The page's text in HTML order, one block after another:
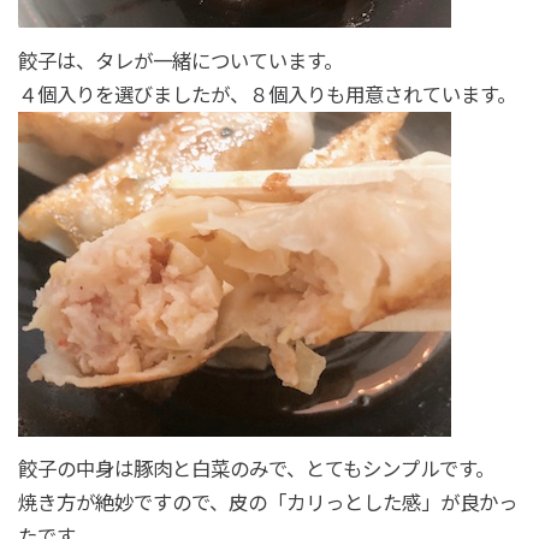
餃子は、タレが一緒についています。
４個入りを選びましたが、８個入りも用意されています。
餃子の中身は豚肉と白菜のみで、とてもシンプルです。
焼き方が絶妙ですので、皮の「カリっとした感」が良かっ